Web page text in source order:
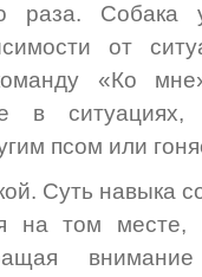
раза. Собака
от
«Ко
в ситуациях,
псом или
Суть навыка
на том месте,